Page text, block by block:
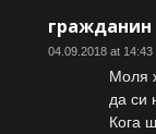
гражданин
04.09.2018 at 14:43
Моля
да си
Кога